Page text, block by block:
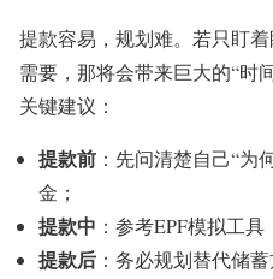
提款容易，规划难。若只盯
需要，那将会带来巨大的“时
关键建议：
提款前 ：先问清楚自己“为
金；
提款中 ：参考EPF模拟工
提款后 ：务必规划替代储